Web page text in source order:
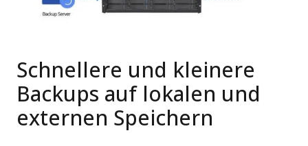
Schnellere und kleinere
Backups auf lokalen und
externen Speichern